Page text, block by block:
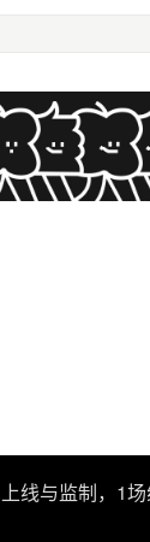
线与监制，1